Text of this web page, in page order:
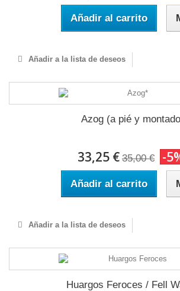
Añadir al carrito
Añadir a la lista de deseos
Azog (a pié y
33,25 € 35,00 € -
Añadir al carrito
Añadir a la lista de deseos
Huargos Feroces / Fell